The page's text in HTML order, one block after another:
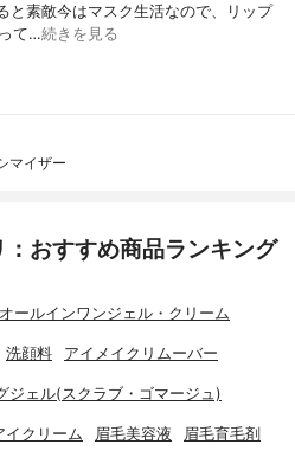
と素敵今はマスク生活なので、リップ
て…続きを見る
マイザー
おすすめ商品ランキング
オールインワンジェル・クリーム
洗顔料 アイメイクリムーバー
ジェル(スクラブ・ゴマージュ)
イクリーム 眉毛美容液 眉毛育毛剤